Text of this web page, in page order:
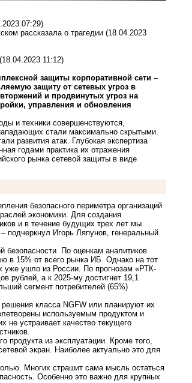
07:29)
рассказала о трагедии (18.04.2023
(18.04.2023 11:12)
защиты корпоративной сети –
защиту от сетевых угроз в
и продвинутых угроз на
управления и обновления
и техники совершенствуются,
стали максимально скрытыми.
развития атак. Глубокая экспертиза
годами практика их отражения
рынка сетевой защиты в виде
безопасного периметра организаций
экономики. Для создания
и в течение будущих трех лет мы
подчеркнул Игорь Ляпунов, генеральный
По оценкам аналитиков
в 15% от всего рынка ИБ. Однако на тот
уже ушло из России. По прогнозам «РТК-
рублей, а к 2025-му достигнет 19,1
сегмент потребителей (65%)
класса NGFW или планируют их
используемым продуктом и
не устраивает качество текущего
продукта из эксплуатации. Кроме того,
экран. Наиболее актуально это для
Многих страшит сама мысль остаться
Особенно это важно для крупных